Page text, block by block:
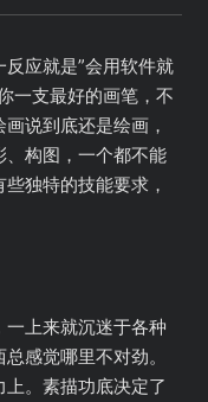
应就是”会用软件就
一支最好的画笔，不
说到底还是绘画，
构图，一个都不能
独特的技能要求，
上来就沉迷于各种
感觉哪里不对劲。
。素描功底决定了